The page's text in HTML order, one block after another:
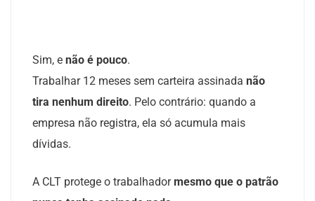
Sim, e não é pouco.
Trabalhar 12 meses sem carteira assinada não
tira nenhum direito. Pelo contrário: quando a
empresa não registra, ela só acumula mais
dívidas.
A CLT protege o trabalhadormesmo que o patrão